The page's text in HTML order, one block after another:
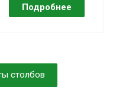
столбов